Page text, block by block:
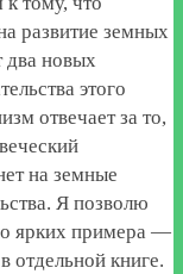
развитие земных
два новых
этого
отвечает за то,
на земные
Я позволю
ярких примера —
отдельной книге.